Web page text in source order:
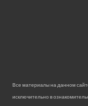
Все материалы на данном
исключительно в